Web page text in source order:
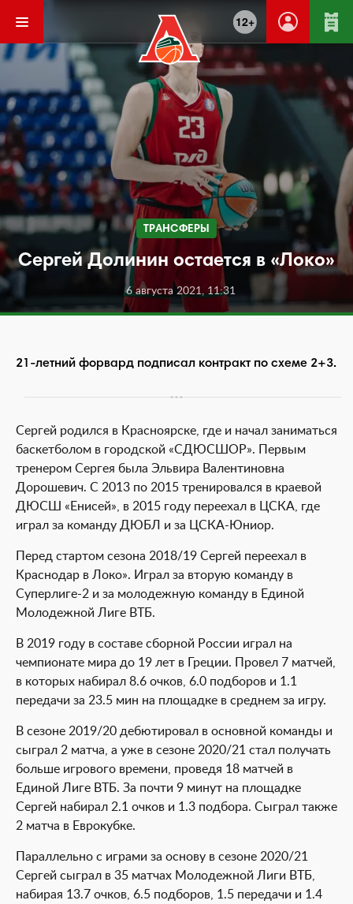
12+
ТРАНСФЕРЫ
Сергей Долинин остается в «Локо»
6 августа 2021, 11:31
21-летний форвард подписал контракт по схеме 2+3.
Сергей родился в Красноярске, где и начал заниматься
баскетболом в городской «СДЮСШОР». Первым
тренером Сергея была Эльвира Валентиновна
Дорошевич. С 2013 по 2015 тренировался в краевой
ДЮСШ «Енисей», в 2015 году переехал в ЦСКА, где
играл за команду ДЮБЛ и за ЦСКА-Юниор.
Перед стартом сезона 2018/19 Сергей переехал в
Краснодар в Локо». Играл за вторую команду в
Суперлиге-2 и за молодежную команду в Единой
Молодежной Лиге ВТБ.
В 2019 году в составе сборной России играл на
чемпионате мира до 19 лет в Греции. Провел 7 матчей,
в которых набирал 8.6 очков, 6.0 подборов и 1.1
передачи за 23.5 мин на площадке в среднем за игру.
В сезоне 2019/20 дебютировал в основной команды и
сыграл 2 матча, а уже в сезоне 2020/21 стал получать
больше игрового времени, проведя 18 матчей в
Единой Лиге ВТБ. За почти 9 минут на площадке
Сергей набирал 2.1 очков и 1.3 подбора. Сыграл также
2 матча в Еврокубке.
Параллельно с играми за основу в сезоне 2020/21
Сергей сыграл в 35 матчах Молодежной Лиги ВТБ,
набирая 13.7 очков, 6.5 подборов, 1.5 передачи и 1.4